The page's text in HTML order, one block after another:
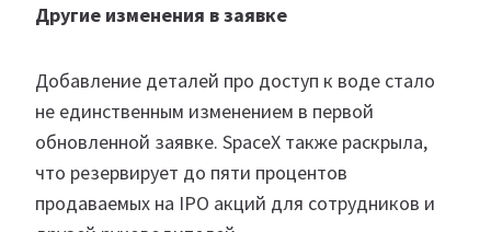
Другие изменения в заявке
Добавление деталей про доступ к воде стало
не единственным изменением в первой
обновленной заявке. SpaceX также раскрыла,
что резервирует до пяти процентов
продаваемых на IPO акций для сотрудников и